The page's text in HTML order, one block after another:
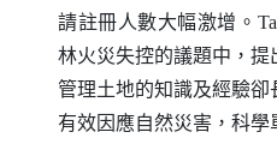
請註冊人數大幅激增。
林火災失控的議題中，
管理土地的知識及經驗
有效因應自然災害，科